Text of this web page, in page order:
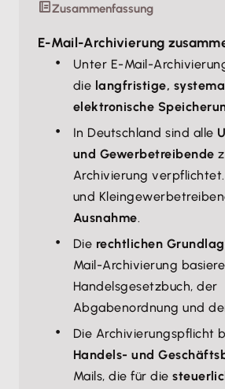
Zusammenfassung
E-Mail-Archivierung
Unter E-Mail-
die langfristige,
elektronische
In Deutschland sind alle
und Gewerbetreibende
Archivierung
und
Ausnahme.
Die rechtlichen
Mail-Archivierung
Handelsgesetzbuch, der
Abgabenordnung und
Die Archivierungspflicht
Handels- und
Mails, die für die